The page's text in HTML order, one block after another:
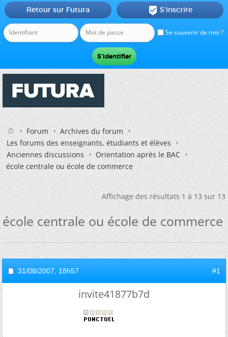
Se souvenir de moi ?
Retour sur Futura  S'inscrire
Forum
Archives du forum
Les forums des enseignants, étudiants et élèves
Anciennes discussions
Orientation après le BAC
école centrale ou école de commerce
Affichage des résultats 1 à 13 sur 13
école centrale ou école de commerce
31/08/2007, 18h57 #1
invite41877b7d